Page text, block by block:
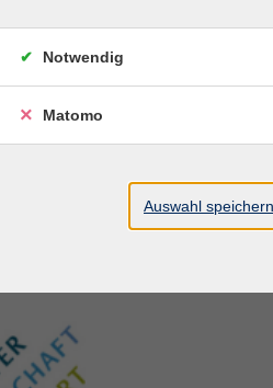
vhs@stadt-
Lage im Stadtplan
Notwendig
Matomo
Auswahl speichern